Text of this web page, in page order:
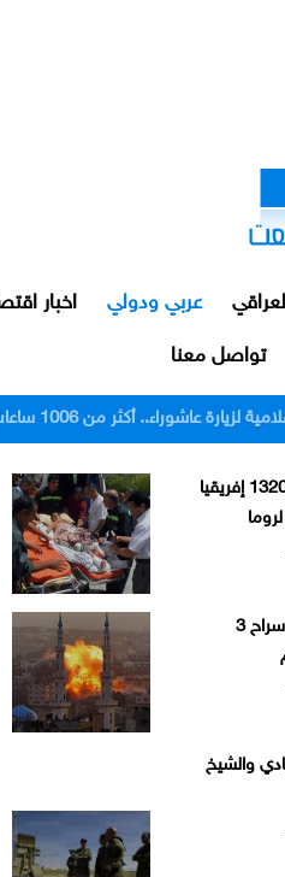
عربي ودولي اخبار
تواصل معنا
اثنين من مرور النجف بعد اعتدائهم
البحرية الإيطالية تسعف 1320 إفريقيا
"صاعقة بنغازى": أطلقنا سراح 3
والشيخ